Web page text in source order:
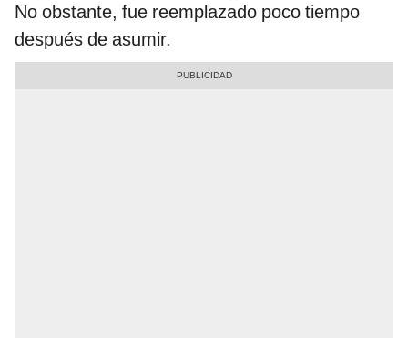
No obstante, fue reemplazado poco tiempo
después de asumir.